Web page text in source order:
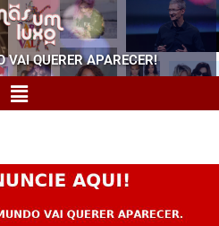
VAI QUERER APARECER!